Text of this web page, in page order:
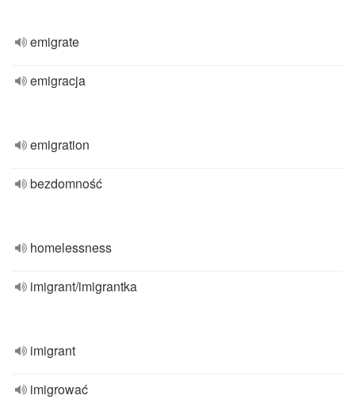
emigrate
emigracja
emigration
bezdomność
homelessness
imigrant/imigrantka
imigrant
imigrować